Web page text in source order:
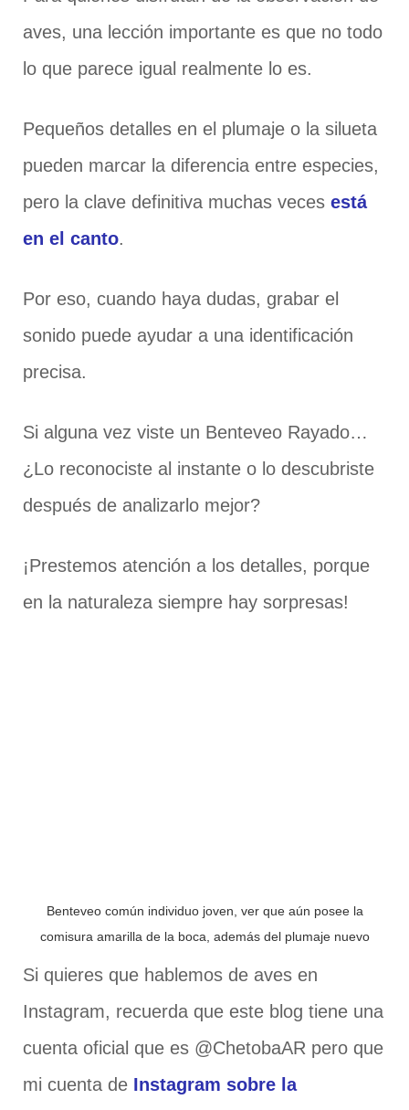
aves, una lección importante es que no todo
lo que parece igual realmente lo es.
Pequeños detalles en el plumaje o la silueta
pueden marcar la diferencia entre especies,
pero la clave definitiva muchas veces está
en el canto.
Por eso, cuando haya dudas, grabar el
sonido puede ayudar a una identificación
precisa.
Si alguna vez viste un Benteveo Rayado…
¿Lo reconociste al instante o lo descubriste
después de analizarlo mejor?
¡Prestemos atención a los detalles, porque
en la naturaleza siempre hay sorpresas!
Benteveo común individuo joven, ver que aún posee la
comisura amarilla de la boca, además del plumaje nuevo
Si quieres que hablemos de aves en
Instagram, recuerda que este blog tiene una
cuenta oficial que es @ChetobaAR pero que
mi cuenta de Instagram sobre la